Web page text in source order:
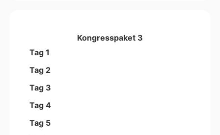
Kongresspaket 3
Tag 1
Tag 2
Tag 3
Tag 4
Tag 5